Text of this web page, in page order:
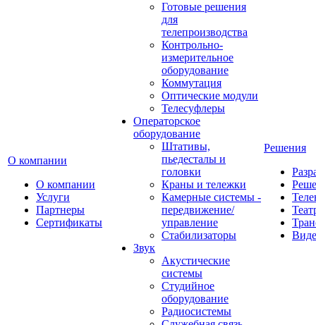
О компании
О компании
Услуги
Партнеры
Сертификаты
Готовые решения
для
телепроизводства
Контрольно-
измерительное
оборудование
Коммутация
Оптические модули
Телесуфлеры
Операторское
оборудование
Штативы,
пьедесталы и
головки
Краны и тележки
Камерные системы -
передвижение/
управление
Стабилизаторы
Звук
Акустические
системы
Студийное
оборудование
Радиосистемы
Решения